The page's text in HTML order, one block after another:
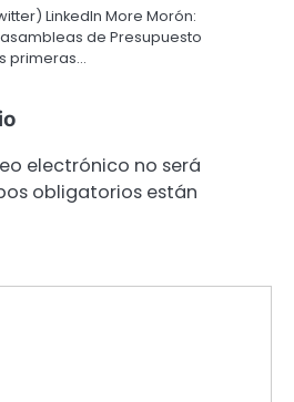
LinkedIn More Morón:
de Presupuesto
primeras…
electrónico no será
obligatorios están